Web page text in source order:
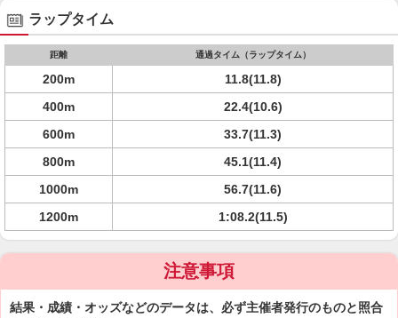
ラップタイム
距離 通過タイム（ラップタイム）
200m
11.8(11.8)
400m
22.4(10.6)
600m
33.7(11.3)
800m
45.1(11.4)
1000m
56.7(11.6)
1200m
1:08.2(11.5)
注意事項
結果・成績・オッズなどのデータは、必ず主催者発行のものと照合